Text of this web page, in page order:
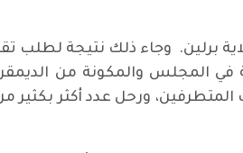
اللجوء المرفوضين من ولاية برلين. وجاء
في المجلس والمكونة من
ورحل عدد أكثر بكثير